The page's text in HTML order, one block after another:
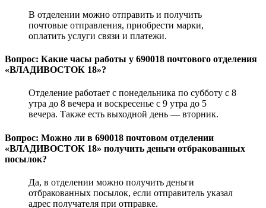
В отделении можно отправить и получить
почтовые отправления, приобрести марки,
оплатить услуги связи и платежи.
Вопрос: Какие часы работы у 690018 почтового отделения
«ВЛАДИВОСТОК 18»?
Отделение работает с понедельника по субботу с 8
утра до 8 вечера и воскресенье с 9 утра до 5
вечера. Также есть выходной день — вторник.
Вопрос: Можно ли в 690018 почтовом отделении
«ВЛАДИВОСТОК 18» получить деньги отбракованных
посылок?
Да, в отделении можно получить деньги
отбракованных посылок, если отправитель указал
адрес получателя при отправке.